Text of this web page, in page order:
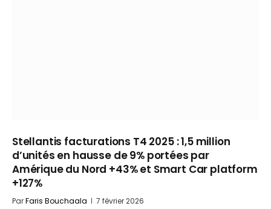
Stellantis facturations T4 2025 : 1,5 million
d’unités en hausse de 9% portées par
Amérique du Nord +43% et Smart Car platform
+127%
ParFaris Bouchaala 7 février 2026